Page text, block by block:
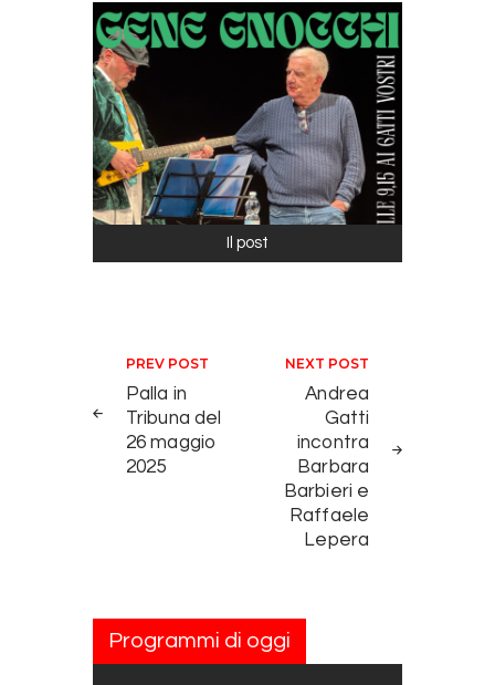
Il post
Navigazione articoli
PREV POST
Palla in
Tribuna del
26 maggio
2025
NEXT POST
Andrea
Gatti
incontra
Barbara
Barbieri e
Raffaele
Lepera
Programmi di oggi